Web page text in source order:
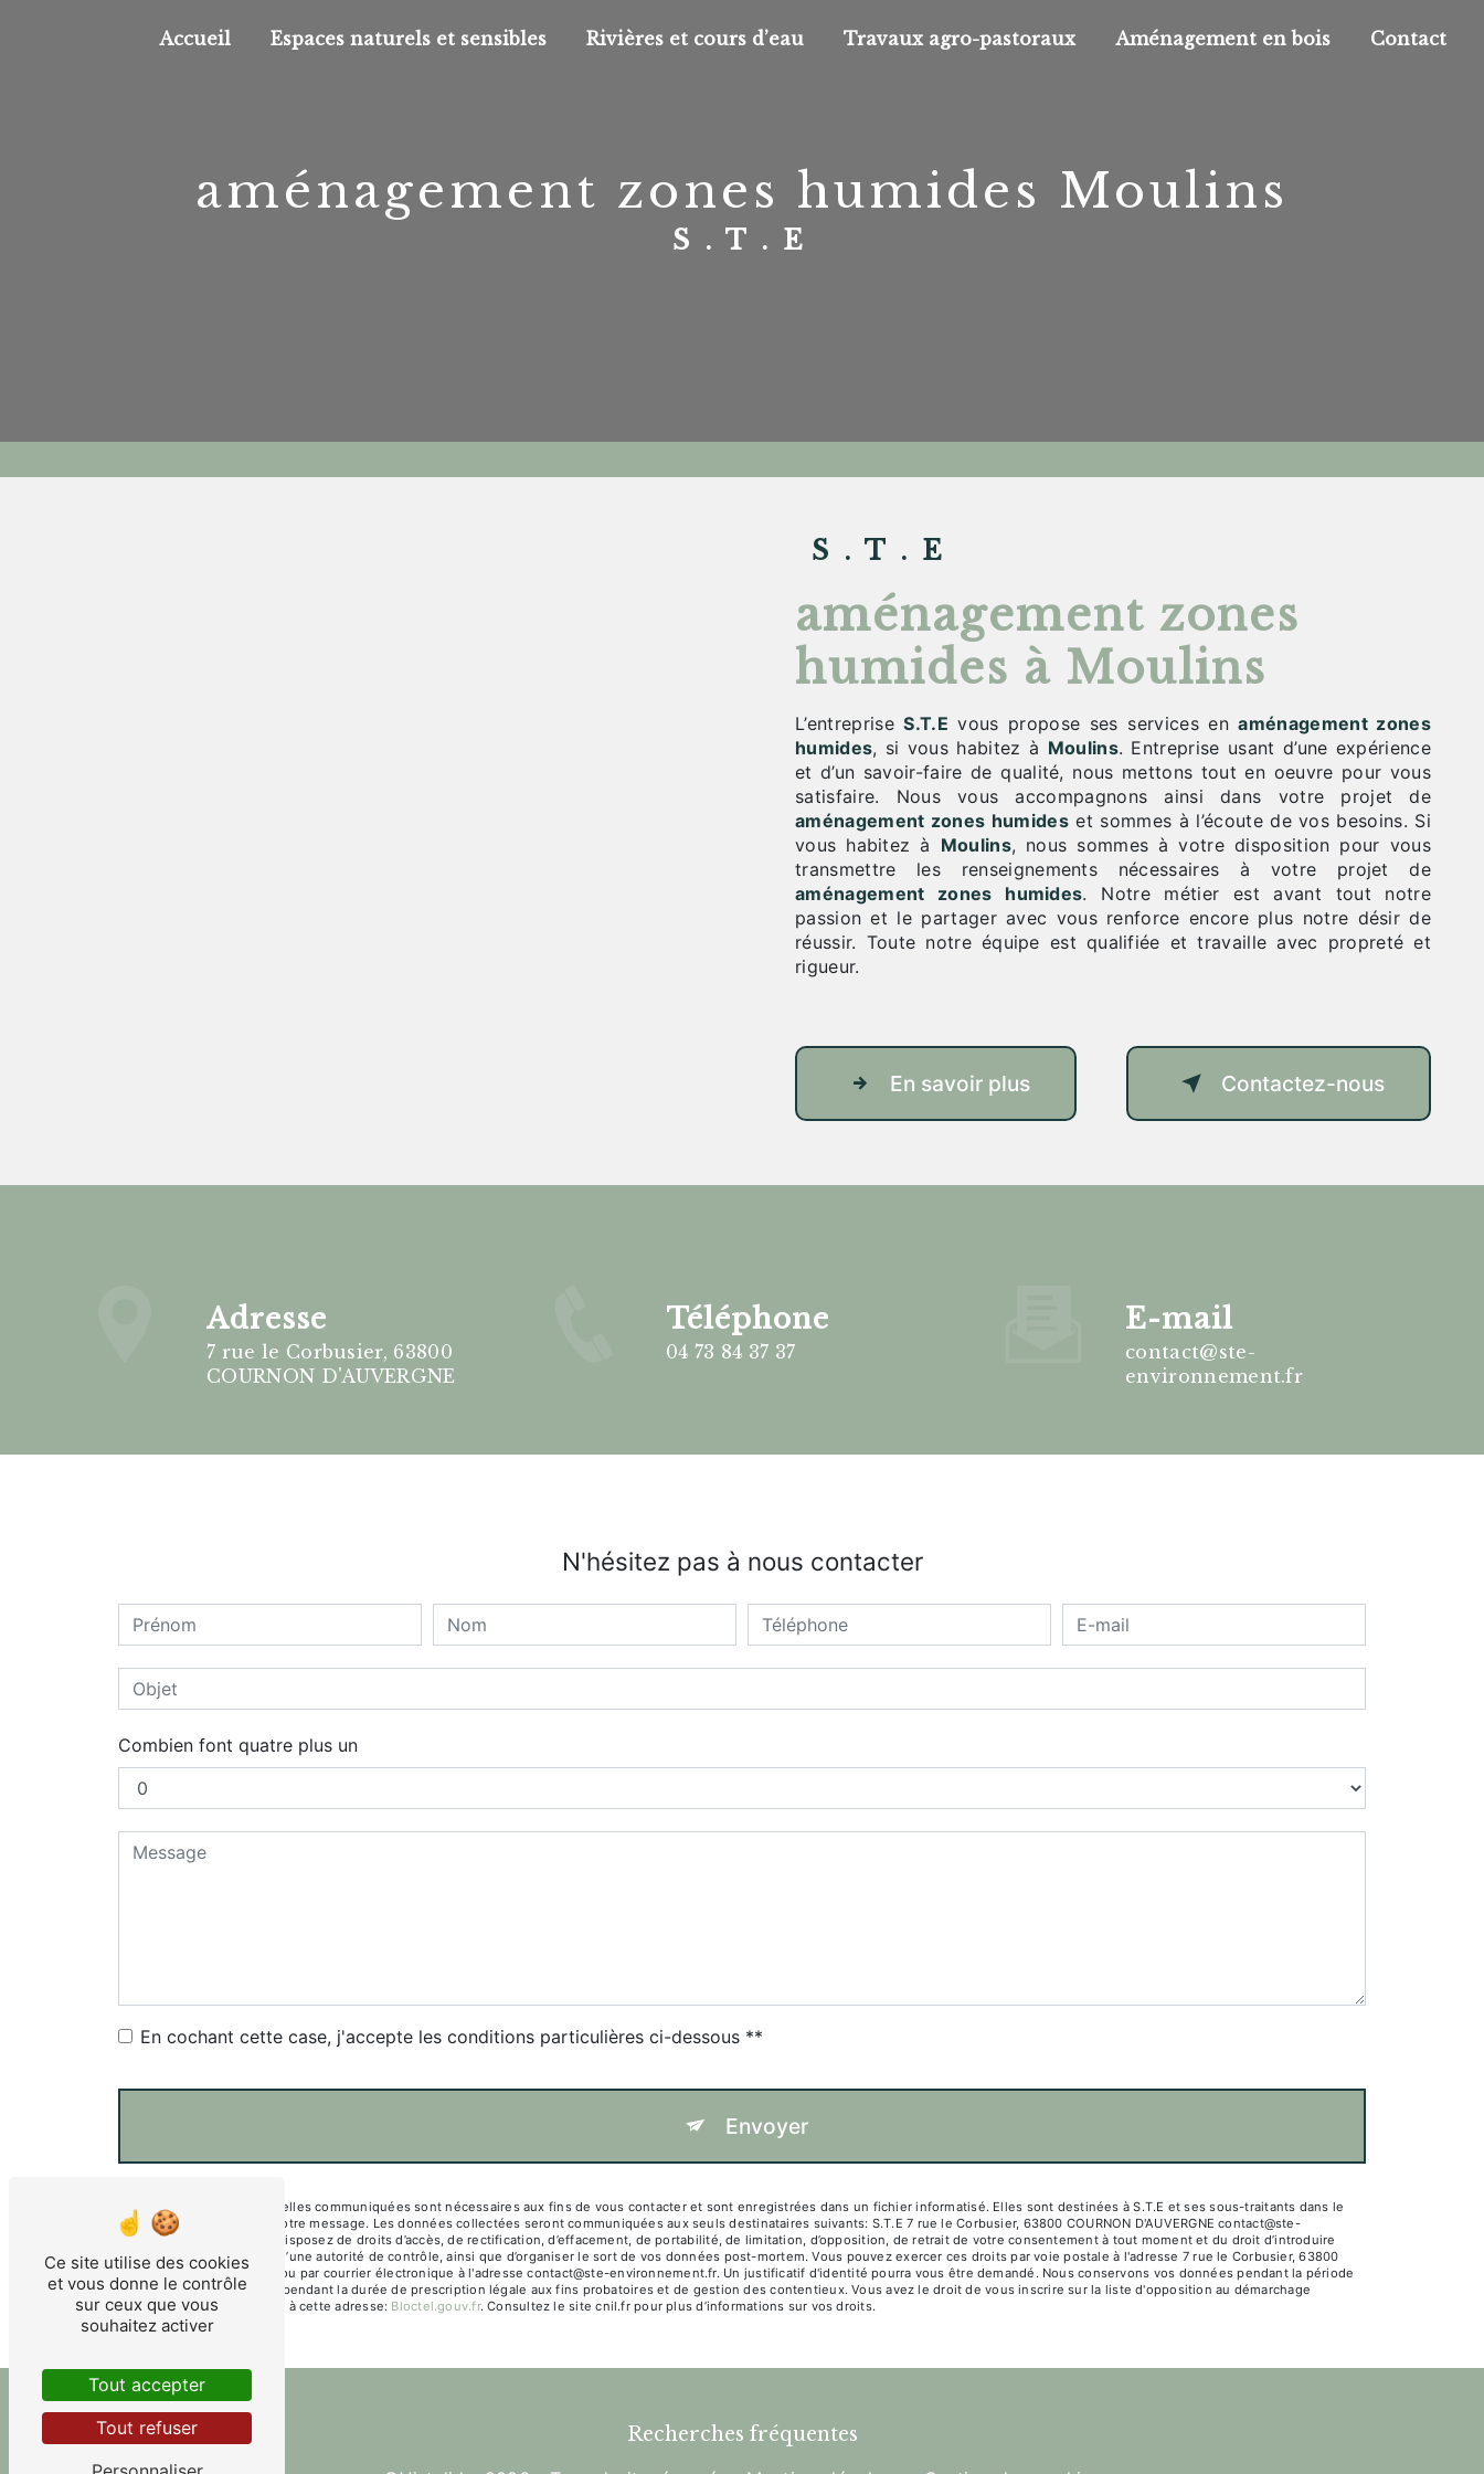
Accueil Espaces naturels et sensibles Rivières et cours d’eau Travaux agro-pastoraux Aménagement en bois Contact
aménagement zones humides Moulins
S.T.E
S.T.E
aménagement zones
humides à Moulins
L’entrepriseS.T.E vous propose ses services enaménagement zones
humides, si vous habitez à Moulins. Entreprise usant d’une expérience
et d’un savoir-faire de qualité, nous mettons tout en oeuvre pour vous
satisfaire. Nous vous accompagnons ainsi dans votre projet de
aménagement zones humides et sommes à l’écoute de vos besoins. Si
vous habitez à Moulins, nous sommes à votre disposition pour vous
transmettre les renseignements nécessaires à votre projet de
aménagement zones humides. Notre métier est avant tout notre
passion et le partager avec vous renforce encore plus notre désir de
réussir. Toute notre équipe est qualifiée et travaille avec propreté et
rigueur.
En savoir plus Contactez-nous
Adresse
7 rue le Corbusier, 63800
COURNON D'AUVERGNE
Téléphone
04 73 84 37 37
E-mail
contact@ste-
environnement.fr
N'hésitez pas à nous contacter
Combien font quatre plus un
En cochant cette case, j'accepte les conditions particulières ci-dessous **
Envoyer
** Les données personnelles communiquées sont nécessaires aux fins de vous contacter et sont enregistrées dans un fichier informatisé. Elles sont destinées à S.T.E et ses sous-traitants dans le
seul but de répondre à votre message. Les données collectées seront communiquées aux seuls destinataires suivants: S.T.E 7 rue le Corbusier, 63800 COURNON D'AUVERGNE contact@ste-
environnement.fr. Vous disposez de droits d’accès, de rectification, d’effacement, de portabilité, de limitation, d’opposition, de retrait de votre consentement à tout moment et du droit d’introduire
une réclamation auprès d’une autorité de contrôle, ainsi que d’organiser le sort de vos données post-mortem. Vous pouvez exercer ces droits par voie postale à l'adresse 7 rue le Corbusier, 63800
COURNON D'AUVERGNE ou par courrier électronique à l'adresse contact@ste-environnement.fr. Un justificatif d'identité pourra vous être demandé. Nous conservons vos données pendant la période
de prise de contact puis pendant la durée de prescription légale aux fins probatoires et de gestion des contentieux. Vous avez le droit de vous inscrire sur la liste d'opposition au démarchage
téléphonique, disponible à cette adresse: Bloctel.gouv.fr. Consultez le site cnil.fr pour plus d’informations sur vos droits.
Recherches fréquentes
Ce site utilise des cookies
et vous donne le contrôle
sur ceux que vous
souhaitez activer
Tout accepter
Tout refuser